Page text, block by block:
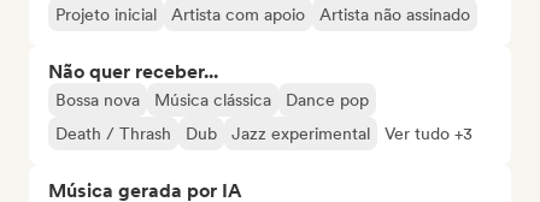
Projeto inicial Artista com apoio Artista não assinado
Não quer receber...
Bossa nova Música clássica
Dance pop
Death / Thrash
Dub Jazz experimental Ver tudo +3
Música gerada por IA